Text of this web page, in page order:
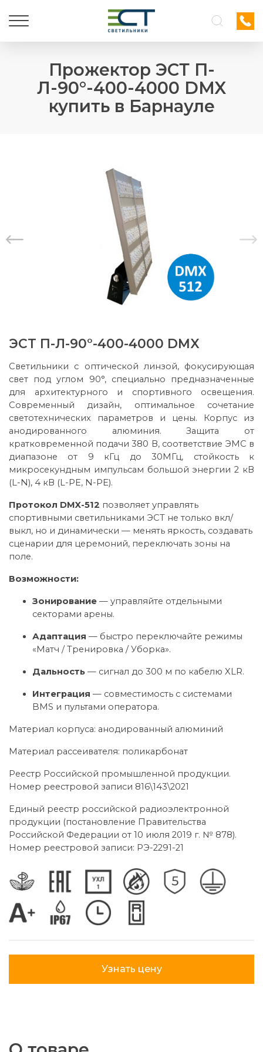
Прожектор ЭСТ П-
Л-90°-400-4000 DMX
купить в Барнауле
ЭСТ П-Л-90°-400-4000 DMX
Светильники с оптической линзой, фокусирующая
свет под углом 90°, специально предназначенные
для архитектурного и спортивного освещения.
Современный дизайн, оптимальное сочетание
светотехнических параметров и цены. Корпус из
анодированного алюминия. Защита от
кратковременной подачи 380 В, соответствие ЭМС в
диапазоне от 9 кГц до 30МГц, стойкость к
микросекундным импульсам большой энергии 2 кВ
(L-N), 4 кВ (L-PE, N-PE).
Протокол DMX-512 позволяет управлять
спортивными светильниками ЭСТ не только вкл/
выкл, но и динамически — менять яркость, создавать
сценарии для церемоний, переключать зоны на
поле.
Возможности:
Зонирование — управляйте отдельными
секторами арены.
Адаптация — быстро переключайте режимы
«Матч / Тренировка / Уборка».
Дальность — сигнал до 300 м по кабелю XLR.
Интеграция — совместимость с системами
BMS и пультами оператора.
Материал корпуса: анодированный алюминий
Материал рассеивателя: поликарбонат
Реестр Российской промышленной продукции.
Номер реестровой записи 816\143\2021
Единый реестр российской радиоэлектронной
продукции (постановление Правительства
Российской Федерации от 10 июля 2019 г. № 878).
Номер реестровой записи: РЭ-2291-21
Узнать цену